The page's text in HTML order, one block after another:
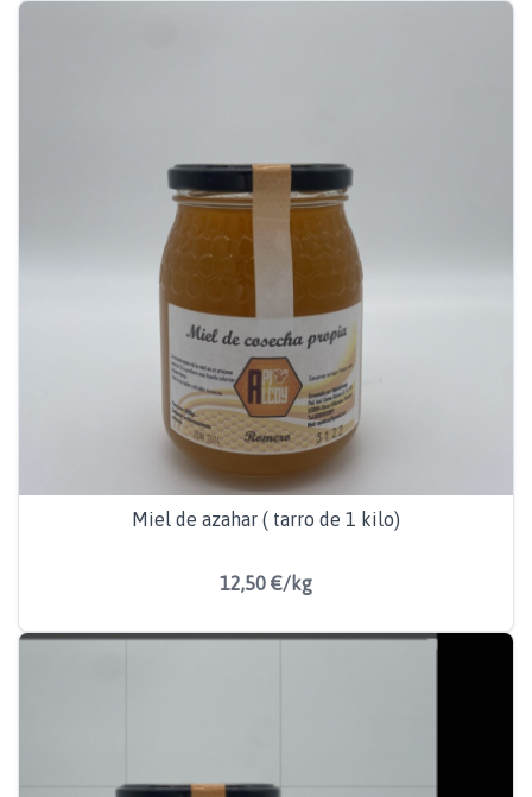
Miel de azahar ( tarro de 1 kilo)
12,50 €/kg